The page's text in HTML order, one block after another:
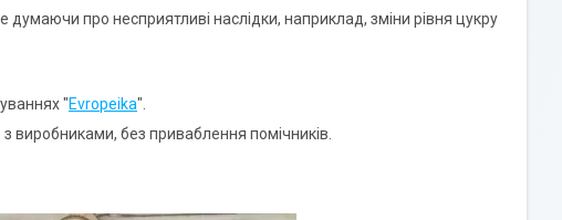
про несприятливі наслідки, наприклад, зміни рівня цукру
"Evropeika".
без приваблення помічників.